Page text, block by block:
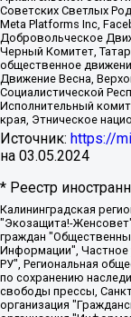
Советских Светлых
Meta Platforms Inc,
Добровольческое
Черный Комитет,
общественное
Движение Весна,
Социалистической
Исполнительный
края, Этническое
Источник: https://
на 03.05.2024
* Реестр
Калининградская региональная общественная организация "Экозащита!-Женсовет", Фонд содействия защите прав и свобод граждан "Общественный вердикт", Фонд "Институт Развития Свободы Информации", Частное учреждение "Информационное агентство МЕМО. РУ", Региональная общественная организация "Общественная комиссия по сохранению наследия академика Сахарова", Фонд поддержки свободы прессы, Санкт-Петербургская общественная правозащитная организация "Гражданский контроль", Межрегиональная общественная организация "Информационно-просветительский центр "Мемориал", Региональный Фонд "Центр Защиты Прав Средств Массовой Информации", с 05.12.2023 Фонд "Центр Защиты Прав Средств массовой информации", Региональная общественная благотворительная организация помощи беженцам и мигрантам "Гражданское содействие", Негосударственное образовательное учреждение дополнительного профессионального образования (повышение квалификации) специалистов "АКАДЕМИЯ ПО ПРАВАМ ЧЕЛОВЕКА", Свердловская региональная общественная организация "Сутяжник", Автономная некоммерческая организация "Центр независимых социологических исследований", Союз общественных объединений "Российский исследовательский центр по правам человека", Региональное общественное учреждение научно-информационный центр "МЕМОРИАЛ", Некоммерческая организация "Фонд защиты гласности", Автономная некоммерческая организация "Институт прав человека", Городская общественная организация "Екатеринбургское общество "МЕМОРИАЛ", Городская общественная организация "Рязанское историко-просветительское и правозащитное общество "Мемориал" (Рязанский Мемориал), Челябинский региональный орган общественной самодеятельности – женское общественное объединение "Женщины Евразии", Челябинский региональный орган общественной самодеятельности "Уральская правозащитная группа", Фонд содействия защите здоровья и социальной справедливости имени Андрея Рылькова, Автономная Некоммерческая Организация "Аналитический Центр Юрия Левады", Автономная некоммерческая организация социальной поддержки населения "Проект Апрель", Региональная общественная организация помощи женщинам и детям, находящимся в кризисной ситуации "Информационно-методический центр "Анна", Фонд содействия развитию массовых коммуникаций и правовому просвещению "Так-так-Так", Фонд содействия устойчивому развитию "Серебряная тайга", Свердловский региональный общественный фонд социальных проектов "Новое время", "Idel.Реалии", Кавказ.Реалии, Крым.Реалии, Телеканал Настоящее Время, Татаро-башкирская служба Радио Свобода (Azatliq Radiosi), Радио Свободная Европа/Радио Свобода (PCE/PC), "Сибирь.Реалии", "Фактограф", Благотворительный фонд помощи осужденным и их семьям, Автономная некоммерческая организация "Институт глобализации и социальных движений", Фонд "В защиту прав заключенных", Частное учреждение "Центр поддержки и содействия развитию средств массовой информации", Пензенский региональный общественный благотворительный фонд "Гражданский союз", "Север.Реалии", Некоммерческая организация Фонд "Правовая инициатива", Общество с ограниченной ответственностью "Радио Свободная Европа/Радио Свобода", Чешское информационное агентство "MEDIUM-ORIENT", Красноярская региональная общественная организация "Мы против СПИДа", Камалягин Денис Николаевич, Маркелов Сергей Евгеньевич, Пономарев Лев Александрович, Савицкая Людмила Алексеевна, Автономная некоммерческая организация "Центр по работе с проблемой насилия "НАСИЛИЮ.НЕТ", Межрегиональный профессиональный союз работников здравоохранения "Альянс врачей", Юридическое лицо, зарегистрированное в Латвийской Республике, SIA "Medusa Project" (регистрационный номер 40103797863, дата регистрации 10.06.2014), Некоммерческая организация "Фонд по борьбе с коррупцией", Автономная некоммерческая организация "Институт права и публичной политики", Баданин Роман